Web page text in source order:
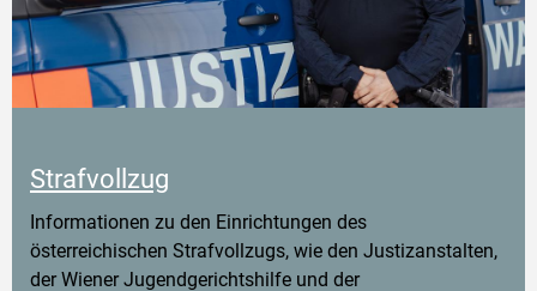
Strafvollzug
Informationen zu den Einrichtungen des
österreichischen Strafvollzugs, wie den Justizanstalten,
der Wiener Jugendgerichtshilfe und der